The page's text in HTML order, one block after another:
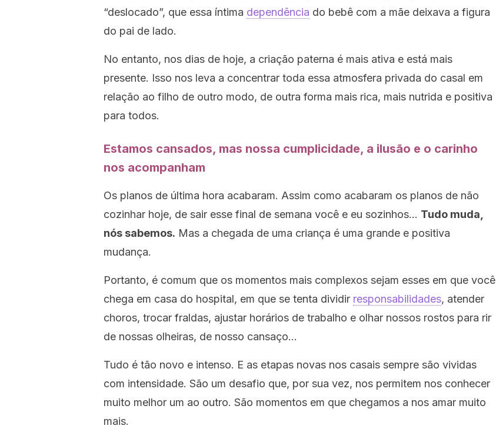
“deslocado”, que essa íntima dependência do bebê com a mãe deixava a figura
do pai de lado.
No entanto, nos dias de hoje, a criação paterna é mais ativa e está mais
presente. Isso nos leva a concentrar toda essa atmosfera privada do casal em
relação ao filho de outro modo, de outra forma mais rica, mais nutrida e positiva
para todos.
Estamos cansados, mas nossa cumplicidade, a ilusão e o carinho
nos acompanham
Os planos de última hora acabaram. Assim como acabaram os planos de não
cozinhar hoje, de sair esse final de semana você e eu sozinhos… Tudo muda,
nós sabemos. Mas a chegada de uma criança é uma grande e positiva
mudança.
Portanto, é comum que os momentos mais complexos sejam esses em que você
chega em casa do hospital, em que se tenta dividir responsabilidades, atender
choros, trocar fraldas, ajustar horários de trabalho e olhar nossos rostos para rir
de nossas olheiras, de nosso cansaço…
Tudo é tão novo e intenso. E as etapas novas nos casais sempre são vividas
com intensidade. São um desafio que, por sua vez, nos permitem nos conhecer
muito melhor um ao outro. São momentos em que chegamos a nos amar muito
mais.